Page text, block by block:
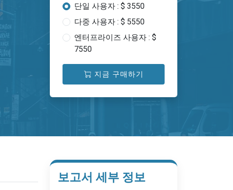
단일 사용자 : $ 3550
다중 사용자 : $ 5550
엔터프라이즈 사용자 : $
7550
지금 구매하기
보고서 세부 정보